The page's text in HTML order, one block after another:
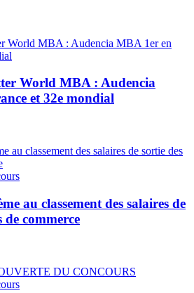
World MBA : Audencia
et 32e mondial
au classement des salaires de
de commerce